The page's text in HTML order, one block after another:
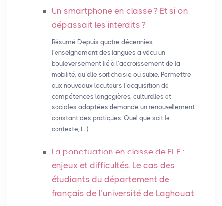
Un smartphone en classe? Et si on
dépassait les interdits ?
Résumé Depuis quatre décennies,
l’enseignement des langues a vécu un
bouleversement lié à l’accroissement de la
mobilité, qu’elle soit choisie ou subie. Permettre
aux nouveaux locuteurs l’acquisition de
compétences langagières, culturelles et
sociales adaptées demande un renouvellement
constant des pratiques. Quel que soit le
contexte, (…)
La ponctuation en classe de FLE :
enjeux et difficultés. Le cas des
étudiants du département de
français de l’université de Laghouat